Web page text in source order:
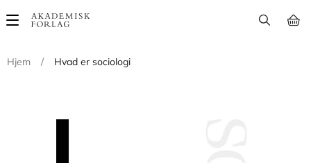
Main
Hjem
/ Hvad er sociologi